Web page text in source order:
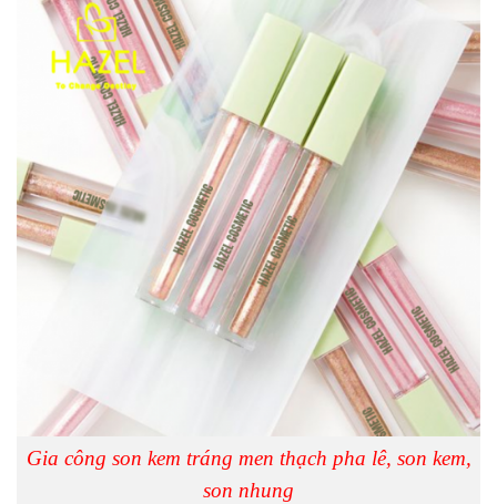
Gia công son kem tráng men thạch pha lê, son kem,
son nhung